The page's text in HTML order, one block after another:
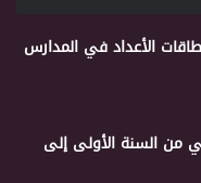
الأعداد في المدارس
من السنة الأولى إلى